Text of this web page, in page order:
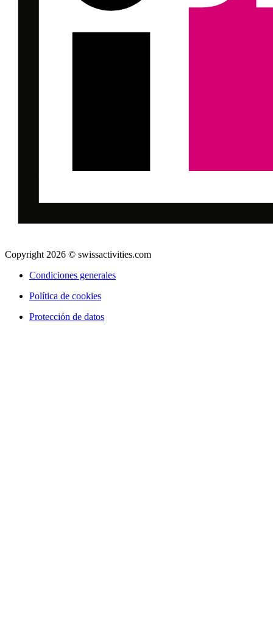
Copyright 2026 © swissactivities.com
Condiciones generales
Política de cookies
Protección de datos